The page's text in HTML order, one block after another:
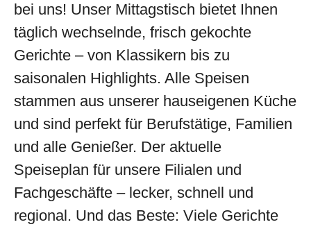
bei uns! Unser Mittagstisch bietet Ihnen
täglich wechselnde, frisch gekochte
Gerichte – von Klassikern bis zu
saisonalen Highlights. Alle Speisen
stammen aus unserer hauseigenen Küche
und sind perfekt für Berufs­tätige, Familien
und alle Genießer. Der aktuelle
Speiseplan für unsere Filialen und
Fachgeschäfte – lecker, schnell und
regional. Und das Beste: Viele Gerichte